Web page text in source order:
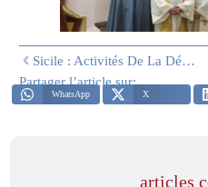
Sicile : Activités De La Délégation Pâques 2026 – Deuxième Partie
Partager l’article sur:
WhatsApp X
articles